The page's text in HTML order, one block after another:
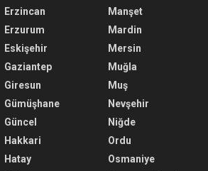
Erzincan
Erzurum
Eskişehir
Gaziantep
Giresun
Gümüşhane
Güncel
Hakkari
Hatay
Manşet
Mardin
Mersin
Muğla
Muş
Nevşehir
Niğde
Ordu
Osmaniye